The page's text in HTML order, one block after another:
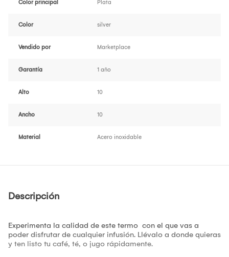
Color principal Plata
Color silver
Vendido por Marketplace
Garantía 1 año
Alto 10
Ancho 10
Material Acero inoxidable
Descripción
Experimenta la calidad de este termo con el que vas a
poder disfrutar de cualquier infusión. Llévalo a donde quieras
y ten listo tu café, té, o jugo rápidamente.